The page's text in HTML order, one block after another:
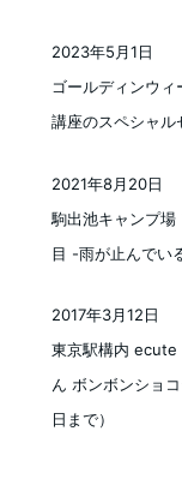
ゴールディンウ
講座のスペシャル
2023年5月1日
駒出池キャンプ場
目 -雨が止んでい
投稿日
2021年8月20日
東京駅構内 ecute
ん ボンボンショ
日まで）
2017年3月12日